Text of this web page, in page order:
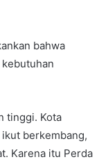
bahwa
tinggi. Kota
berkembang,
Karena itu Perda